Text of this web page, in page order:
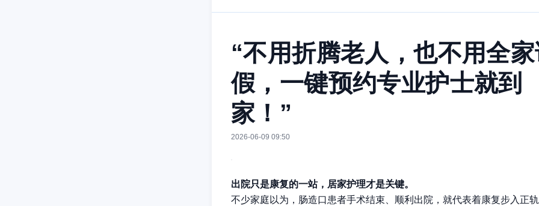
“不用折腾老人，也不用全
假，一键预约专业护士就到
家！”
2026-06-09 09:50
出院只是康复的一站，居家护理才是关键。
不少家庭以为，肠造口患者手术结束、顺利出院，就代表着康复步入正